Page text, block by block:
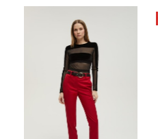
ZOBACZ PRODUKT